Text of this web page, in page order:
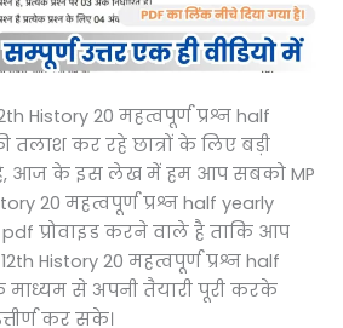
History 20 महत्वपूर्ण प्रश्न half
तलाश कर रहे छात्रों के लिए बड़ी
आज के इस लेख में हम आप सबको MP
20 महत्वपूर्ण प्रश्न half yearly
प्रोवाइड करने वाले है ताकि आप
History 20 महत्वपूर्ण प्रश्न half
माध्यम से अपनी तैयारी पूरी करके
कर सके।